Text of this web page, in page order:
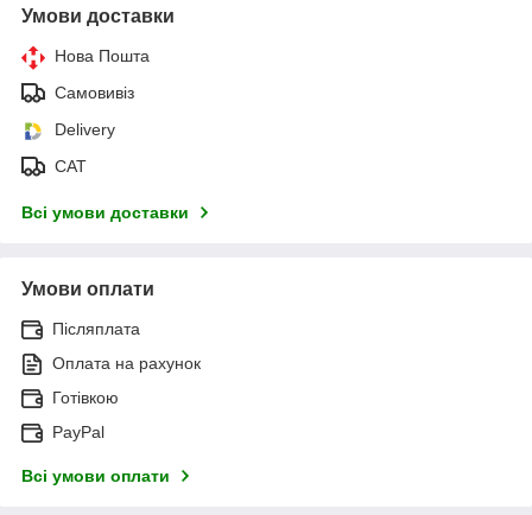
Умови доставки
Нова Пошта
Самовивіз
Delivery
САТ
Всі умови доставки
Умови оплати
Післяплата
Оплата на рахунок
Готівкою
PayPal
Всі умови оплати